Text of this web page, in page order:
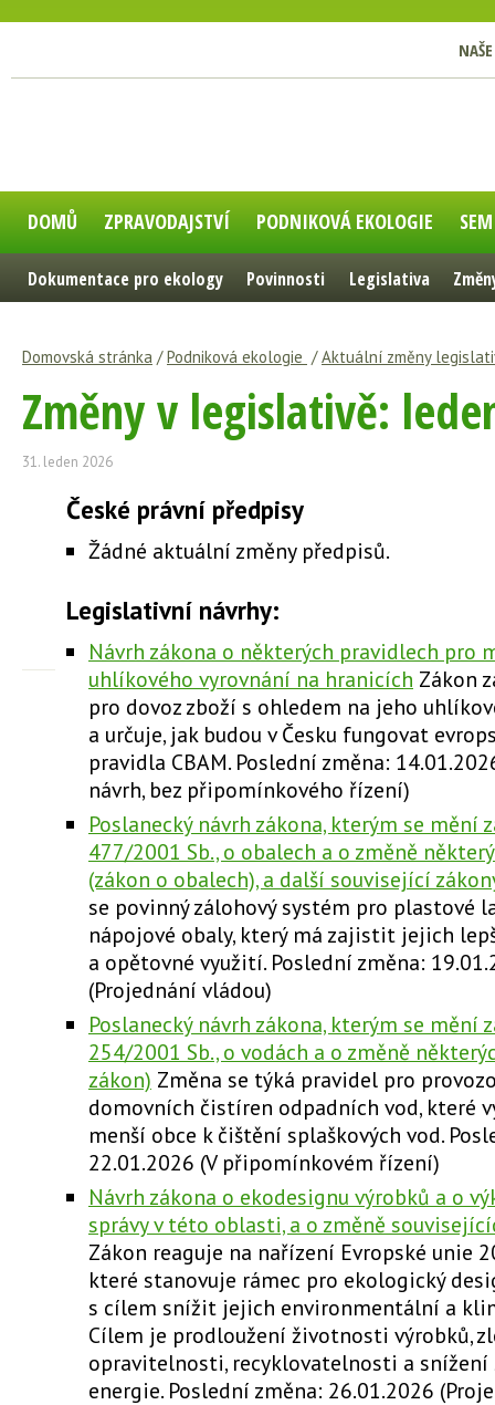
DOMŮ ZPRAVODAJSTVÍ PODNIKOVÁ EKOLOGIE
Dokumentace pro ekology Povinnosti Legislativa
Domovská stránka /Podniková ekologie /Aktuální změny
Změny v legislativě:
31. leden 2026
České právní předpisy
Žádné aktuální změny předpisů.
Legislativní návrhy:
Návrh zákona o některých pravidlech pro
uhlíkového vyrovnání na hranicích Zákon
pro dovoz zboží s ohledem na jeho
a určuje, jak budou v Česku fungovat
pravidla CBAM. Poslední změna:
návrh, bez připomínkového řízení)
Poslanecký návrh zákona, kterým se mění
477/2001 Sb., o obalech a o změně
(zákon o obalech), a další související
se povinný zálohový systém pro plastové
nápojové obaly, který má zajistit jejich
a opětovné využití. Poslední změna:
(Projednání vládou)
Poslanecký návrh zákona, kterým se mění
254/2001 Sb., o vodách a o změně
zákon) Změna se týká pravidel pro
domovních čistíren odpadních vod, které
menší obce k čištění splaškových vod.
22.01.2026 (V připomínkovém řízení)
Návrh zákona o ekodesignu výrobků a o
správy v této oblasti, a o změně
Zákon reaguje na nařízení Evropské unie
které stanovuje rámec pro ekologický
s cílem snížit jejich environmentální a
Cílem je prodloužení životnosti výrobků,
opravitelnosti, recyklovatelnosti a snížení
energie. Poslední změna: 26.01.2026